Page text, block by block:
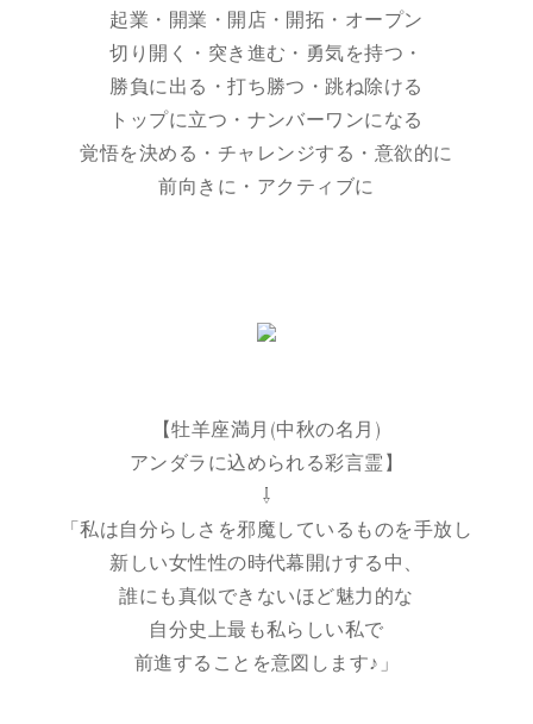
起業・開業・開店・開拓・オープン
切り開く・突き進む・勇気を持つ・
勝負に出る・打ち勝つ・跳ね除ける
トップに立つ・ナンバーワンになる
覚悟を決める・チャレンジする・意欲的に
前向きに・アクティブに
【牡羊座満月(中秋の名月)
アンダラに込められる彩言霊】
⇩
「私は自分らしさを邪魔しているものを手放し
新しい女性性の時代幕開けする中、
誰にも真似できないほど魅力的な
自分史上最も私らしい私で
前進することを意図します♪」